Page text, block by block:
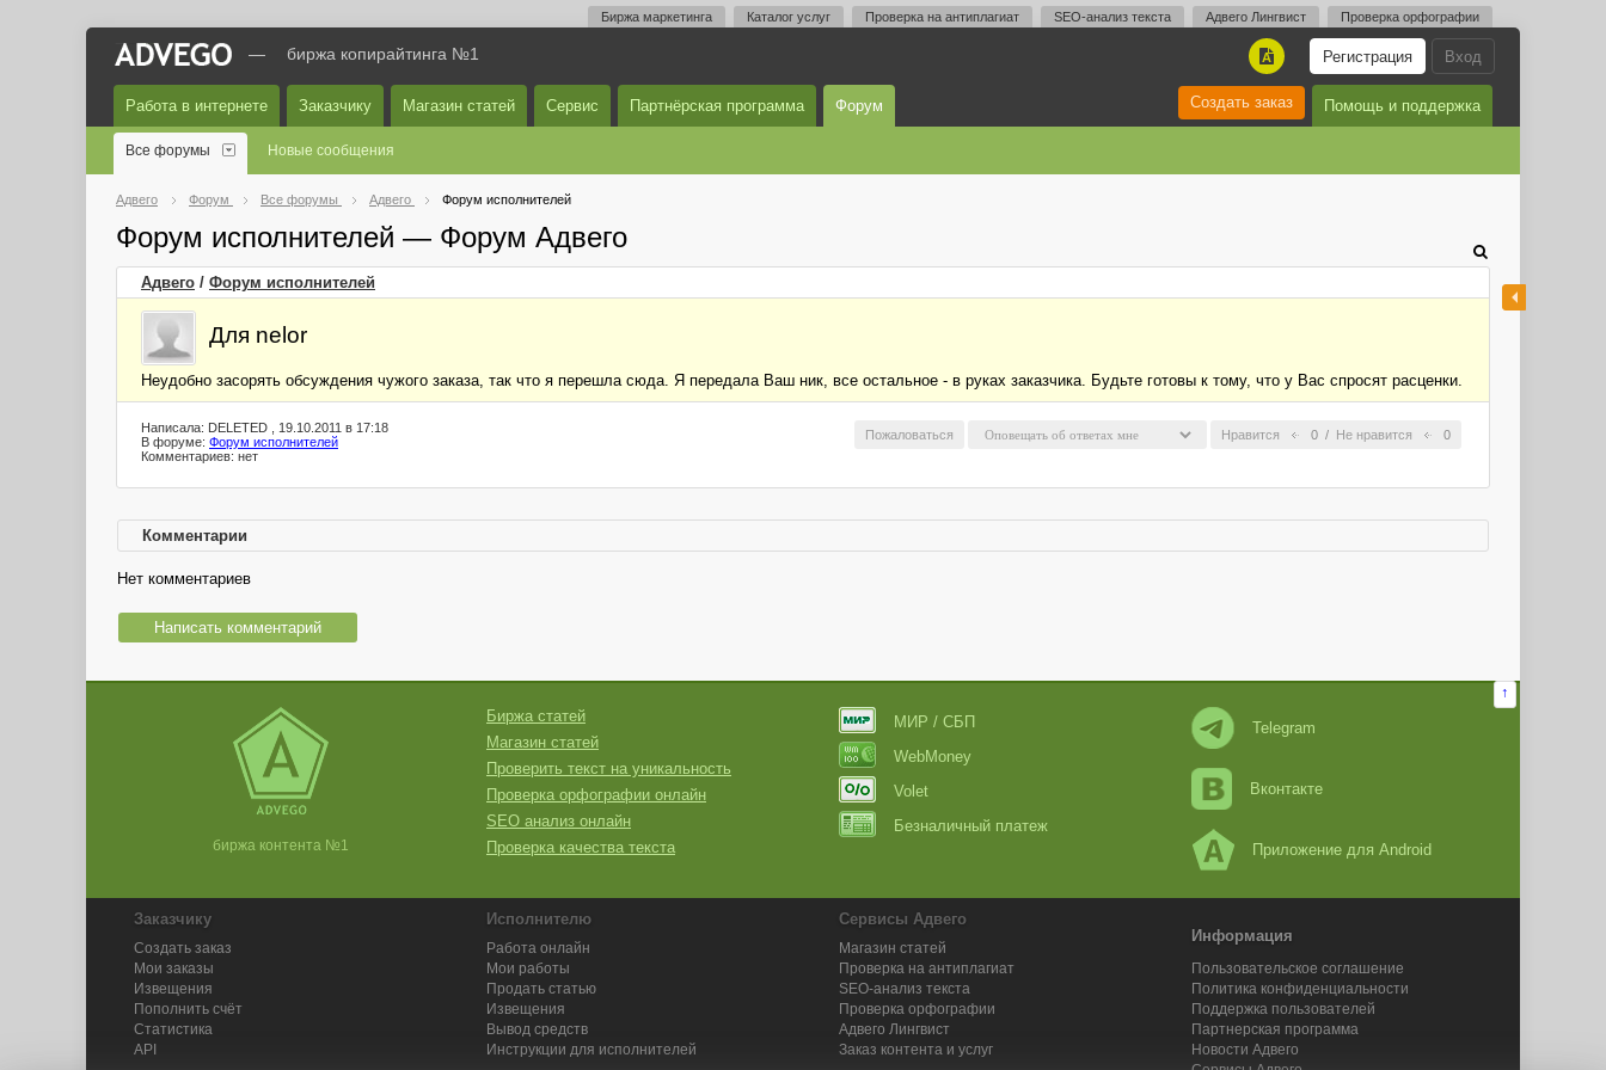
Биржа маркетинга Каталог услуг Проверка на антиплагиат SEO-анализ текста Адвего Лингвист Проверка орфографии
Вход
Регистрация
A
— биржа копирайтинга №1
Работа в интернете Заказчику Магазин статей Сервис Партнёрская программа Форум Помощь и поддержка
Создать заказ
Все форумы Новые сообщения
Адвего Форум Все форумы Адвего Форум исполнителей
Форум исполнителей — Форум Адвего
Адвего / Форум исполнителей
Для nelor
Неудобно засорять обсуждения чужого заказа, так что я перешла сюда. Я передала Ваш ник, все остальное - в руках заказчика. Будьте готовы к тому, что у Вас спросят расценки.
Нравится 0 / Не нравится 0
Пожаловаться
Написала: DELETED , 19.10.2011 в 17:18
В форуме: Форум исполнителей
Комментариев: нет
Комментарии
Нет комментариев
Написать комментарий
↑
биржа контента №1
Биржа статей
Магазин статей
Проверить текст на уникальность
Проверка орфографии онлайн
SEO анализ онлайн
Проверка качества текста
МИР / СБП
WebMoney
Volet
Безналичный платеж
Telegram
Вконтакте
Приложение для Android
Заказчику
Создать заказ
Мои заказы
Извещения
Пополнить счёт
Статистика
API
Исполнителю
Работа онлайн
Мои работы
Продать статью
Извещения
Вывод средств
Инструкции для исполнителей
Сервисы Адвего
Магазин статей
Проверка на антиплагиат
SEO-анализ текста
Проверка орфографии
Адвего Лингвист
Заказ контента и услуг
Информация
Пользовательское соглашение
Политика конфиденциальности
Поддержка пользователей
Партнерская программа
Новости Адвего